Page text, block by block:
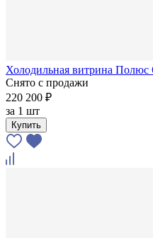
Холодильная витрина
Снято с продажи
220 200 ₽
за 1 шт
Купить